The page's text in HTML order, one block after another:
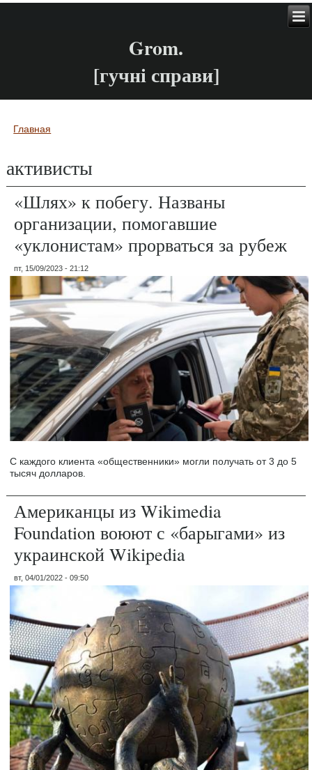
Grom.
[гучні справи]
Вы здесь
Главная
активисты
«Шлях» к побегу. Названы
организации, помогавшие
«уклонистам» прорваться за рубеж
пт, 15/09/2023 - 21:12
С каждого клиента «общественники» могли получать от 3 до 5
тысяч долларов.
Американцы из Wikimedia
Foundation воюют с «барыгами» из
украинской Wikipedia
вт, 04/01/2022 - 09:50